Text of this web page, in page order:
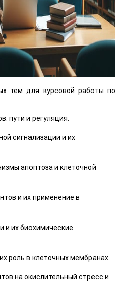
тем для курсовой работы по
пути и регуляция.
сигнализации и их
апоптоза и клеточной
и их применение в
и их биохимические
роль в клеточных мембранах.
на окислительный стресс и